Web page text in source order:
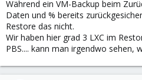
e
r
Während ein VM-Backup beim
Daten und % bereits
Restore das nicht.
Wir haben hier grad 3 LXC im
PBS.... kann man irgendwo sehen,